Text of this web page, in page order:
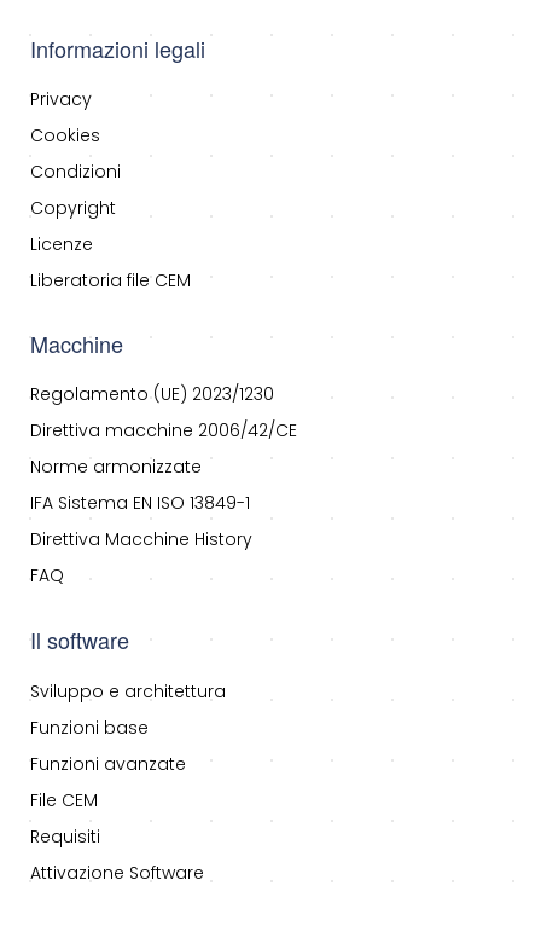
Informazioni legali
Privacy
Cookies
Condizioni
Copyright
Licenze
Liberatoria file CEM
Macchine
Regolamento (UE) 2023/1230
Direttiva macchine 2006/42/CE
Norme armonizzate
IFA Sistema EN ISO 13849-1
Direttiva Macchine History
FAQ
Il software
Sviluppo e architettura
Funzioni base
Funzioni avanzate
File CEM
Requisiti
Attivazione Software